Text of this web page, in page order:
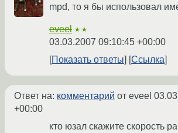
mpd, то я бы использовал
eveel ★★
03.03.2007 09:10:45 +00:00
Показать ответы
Ссылка
Ответ на: комментарий от eveel
+00:00
кто юзал скажите скорость